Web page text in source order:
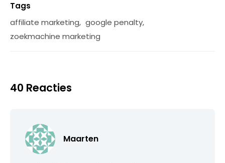
Tags
affiliate marketing, google penalty,
zoekmachine marketing
40 Reacties
Maarten